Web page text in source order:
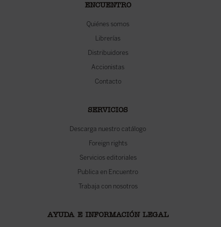
ENCUENTRO
Quiénes somos
Librerías
Distribuidores
Accionistas
Contacto
SERVICIOS
Descarga nuestro catálogo
Foreign rights
Servicios editoriales
Publica en Encuentro
Trabaja con nosotros
AYUDA E INFORMACIÓN LEGAL